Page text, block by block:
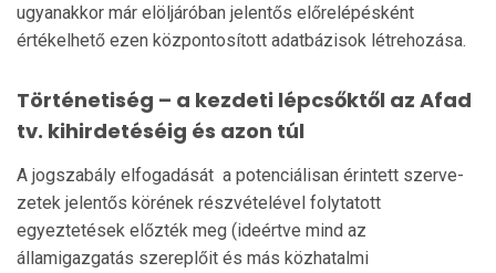
ugyanakkor már elöljáróban jelentős előrelépésként
értékelhető ezen közpon­tosított adatbázisok létre­hozása.
​Történetiség – a kezdeti lépcsőktől az Afad
tv. kihirdetéséig és azon túl
A jogszabály elfogadását a potenciálisan érintett szerve­
zetek jelentős körének részvételével folytatott
egyeztetések előzték meg (ideértve mind az
államigazgatás szereplőit és más közhatalmi